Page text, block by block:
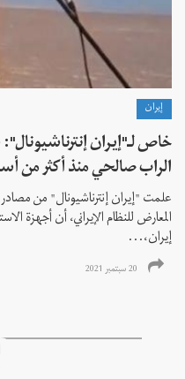
إيران
خاص لـ"إيران
الراب صالحي منذ أكثر من
علمت "إيران إنترناشيونال" من
المعارض للنظام الإيراني، أن
إيران،...
20 سبتمبر 2021